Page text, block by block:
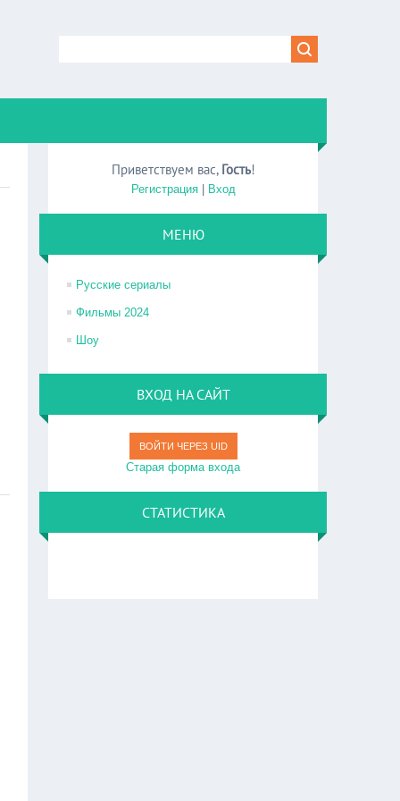
Приветствуем вас, Гость!
Регистрация| Вход
МЕНЮ
Русские сериалы
Фильмы 2024
Шоу
ВХОД НА САЙТ
ВОЙТИ ЧЕРЕЗ UID
Старая форма входа
СТАТИСТИКА